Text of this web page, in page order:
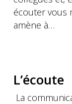
écouter vous
amène à…
L’écoute
La